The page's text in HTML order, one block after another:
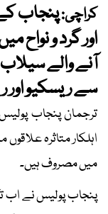
کراچی:پنجاب
اور گرد و نواح
آنے والے
سے ریسکیو
اہلکار متاثرہ
میں مصروف ہیں۔